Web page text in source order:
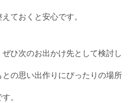
ておくと安心です。
ひ次のお出かけ先として検討し
の思い出作りにぴったりの場所
。